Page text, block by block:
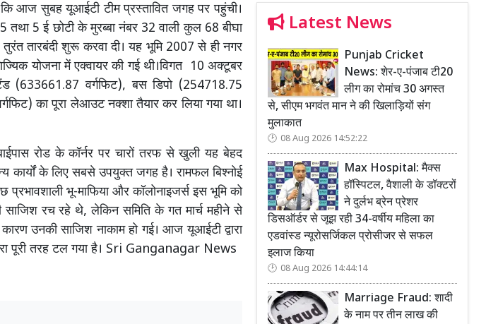
आज सुबह यूआईटी टीम प्रस्तावित जगह पर पहुंची।
तथा 5 ई छोटी के मुरब्बा नंबर 32 वाली कुल 68 बीघा
तारबंदी शुरू करवा दी। यह भूमि 2007 से ही नगर
योजना में एक्वायर की गई थी।विगत 10 अक्टूबर
वर्गफिट), बस डिपो (254718.75
का पूरा लेआउट नक्शा तैयार कर लिया गया था।
रोड के कॉर्नर पर चारों तरफ से खुली यह बेहद
के लिए सबसे उपयुक्त जगह है। रामफल बिश्नोई
भू-माफिया और कॉलोनाइजर्स इस भूमि को
रच रहे थे, लेकिन समिति के गत मार्च महीने से
उनकी साजिश नाकाम हो गई। आज यूआईटी द्वारा
पूरी तरह टल गया है। Sri Ganganagar News
Latest News
Punjab Cricket
News: शेर-ए-पंजाब टी20
लीग का रोमांच 30 अगस्त
से, सीएम भगवंत मान ने की खिलाड़ियों संग
मुलाकात
08 Aug 2026 14:52:22
Max Hospital: मैक्स
हॉस्पिटल, वैशाली के डॉक्टरों
ने दुर्लभ ब्रेन प्रेशर
डिसऑर्डर से जूझ रही 34-वर्षीय महिला का
एडवांस्ड न्यूरोसर्जिकल प्रोसीजर से सफल
इलाज किया
08 Aug 2026 14:44:14
Marriage Fraud: शादी
के नाम पर तीन लाख की